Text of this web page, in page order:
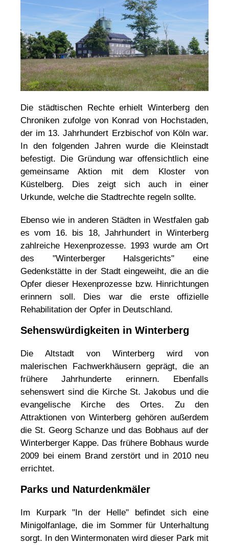
Die städtischen Rechte erhielt Winterberg den
Chroniken zufolge von Konrad von Hochstaden,
der im 13. Jahrhundert Erzbischof von Köln war.
In den folgenden Jahren wurde die Kleinstadt
befestigt. Die Gründung war offensichtlich eine
gemeinsame Aktion mit dem Kloster von
Küstelberg. Dies zeigt sich auch in einer
Urkunde, welche die Stadtrechte regeln sollte.
Ebenso wie in anderen Städten in Westfalen gab
es vom 16. bis 18, Jahrhundert in Winterberg
zahlreiche Hexenprozesse. 1993 wurde am Ort
des "Winterberger Halsgerichts" eine
Gedenkstätte in der Stadt eingeweiht, die an die
Opfer dieser Hexenprozesse bzw. Hinrichtungen
erinnern soll. Dies war die erste offizielle
Rehabilitation der Opfer in Deutschland.
Sehenswürdigkeiten in Winterberg
Die Altstadt von Winterberg wird von
malerischen Fachwerkhäusern geprägt, die an
frühere Jahrhunderte erinnern. Ebenfalls
sehenswert sind die Kirche St. Jakobus und die
evangelische Kirche des Ortes. Zu den
Attraktionen von Winterberg gehören außerdem
die St. Georg Schanze und das Bobhaus auf der
Winterberger Kappe. Das frühere Bobhaus wurde
2009 bei einem Brand zerstört und in 2010 neu
errichtet.
Parks und Naturdenkmäler
Im Kurpark "In der Helle" befindet sich eine
Minigolfanlage, die im Sommer für Unterhaltung
sorgt. In den Wintermonaten wird dieser Park mit